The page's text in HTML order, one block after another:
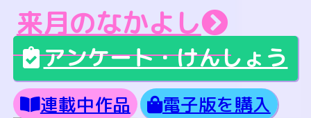
来月のなかよし
アンケート・けんしょう
連載中作品 電子版を購入